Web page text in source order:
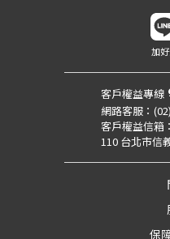
加
客戶權益專線
網路客服：
客戶權益信箱：
110 台北市信
保